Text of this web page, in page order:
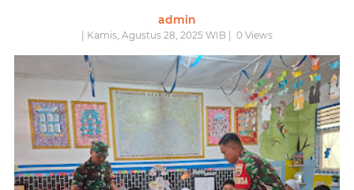
admin
| Kamis, Agustus 28, 2025 WIB | 0 Views